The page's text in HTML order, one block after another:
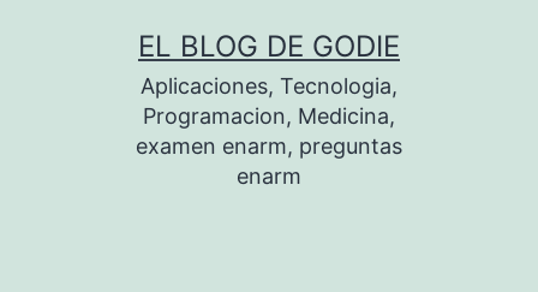
EL BLOG DE GODIE
Aplicaciones, Tecnologia,
Programacion, Medicina,
examen enarm, preguntas
enarm